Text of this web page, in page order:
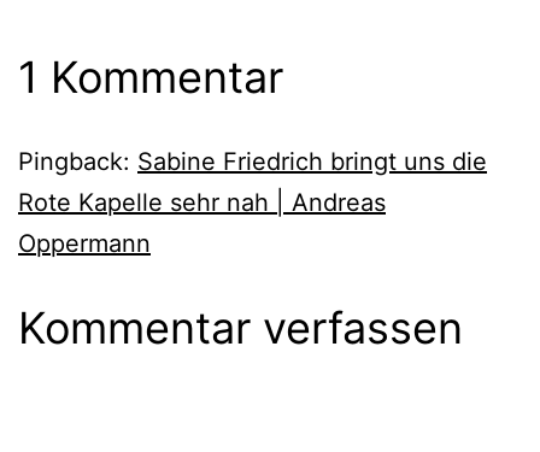
1 Kommentar
Pingback: Sabine Friedrich bringt uns die
Rote Kapelle sehr nah | Andreas
Oppermann
Kommentar verfassen